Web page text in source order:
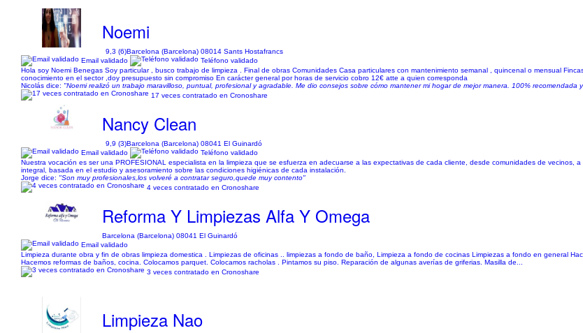
Noemi
9,3 (6)Barcelona (Barcelona) 08014 Sants Hostafrancs
Email validado
Teléfono validado
Hola soy Noemi Benegas Soy particular , busco trabajo de limpieza . Final de obras Comunidades Casa particulares con mantenimiento semanal , quincenal o mensual
conocimiento en el sector ,doy presupuesto sin compromiso En carácter general por horas de servicio cobro 12€ atte a quien corresponda
Nicolás dice: "Noemi realizó un trabajo maravilloso, puntual, profesional y agradable. Me dio consejos sobre cómo mantener mi hogar de mejor manera. 100% recomendada
17 veces contratado en Cronoshare
Nancy Clean
9,9 (3)Barcelona (Barcelona) 08041 El Guinardó
Email validado
Teléfono validado
Nuestra vocación es ser una PROFESIONAL especialista en la limpieza que se esfuerza en adecuarse a las expectativas de cada cliente, desde comunidades de vecinos,
integral, basada en el estudio y asesoramiento sobre las condiciones higiénicas de cada instalación.
Jorge dice: "Son muy profesionales,los volveré a contratar seguro,quede muy contento"
4 veces contratado en Cronoshare
Reforma Y Limpiezas Alfa Y Omega
Barcelona (Barcelona) 08041 El Guinardó
Email validado
Limpieza durante obra y fin de obras limpieza domestica . Limpiezas de oficinas .. limpiezas a fondo de baño, Limpieza a fondo de cocinas Limpiezas a fondo en general
Hacemos reformas de baños, cocina. Colocamos parquet. Colocamos racholas . Pintamos su piso. Reparación de algunas averías de griferias. Masilla de...
3 veces contratado en Cronoshare
Limpieza Nao